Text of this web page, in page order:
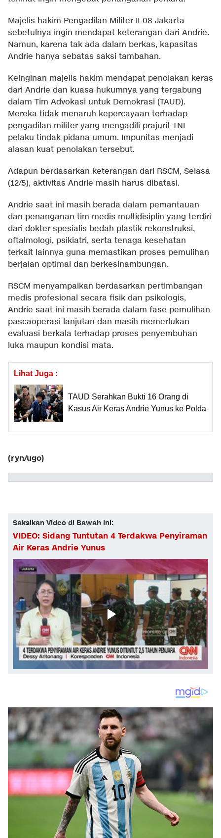
Majelis hakim Pengadilan Militer II-08 Jakarta
sebetulnya ingin mendapat keterangan dari Andrie.
Namun, karena tak ada dalam berkas, kapasitas
Andrie hanya sebatas saksi tambahan.
Keinginan majelis hakim mendapat penolakan keras
dari Andrie dan kuasa hukumnya yang tergabung
dalam Tim Advokasi untuk Demokrasi (TAUD).
Mereka tidak menaruh kepercayaan terhadap
pengadilan militer yang mengadili prajurit TNI
pelaku tindak pidana umum. Impunitas menjadi
alasan kuat penolakan tersebut.
Adapun berdasarkan keterangan dari RSCM, Selasa
(12/5), aktivitas Andrie masih harus dibatasi.
Andrie saat ini masih berada dalam pemantauan
dan penanganan tim medis multidisiplin yang terdiri
dari dokter spesialis bedah plastik rekonstruksi,
oftalmologi, psikiatri, serta tenaga kesehatan
terkait lainnya guna memastikan proses pemulihan
berjalan optimal dan berkesinambungan.
RSCM menyampaikan berdasarkan pertimbangan
medis profesional secara fisik dan psikologis,
Andrie saat ini masih berada dalam fase pemulihan
pascaoperasi lanjutan dan masih memerlukan
evaluasi berkala terhadap proses penyembuhan
luka maupun kondisi mata.
Lihat Juga :
TAUD Serahkan Bukti 16 Orang di
Kasus Air Keras Andrie Yunus ke Polda
(ryn/ugo)
Saksikan Video di Bawah Ini:
VIDEO: Sidang Tuntutan 4 Terdakwa Penyiraman
Air Keras Andrie Yunus